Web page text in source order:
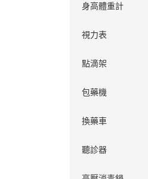
身高體重計
視力表
點滴架
包藥機
換藥車
聽診器